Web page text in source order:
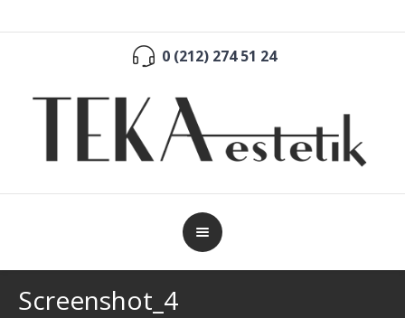
0 (212) 274 51 24
Screenshot_4